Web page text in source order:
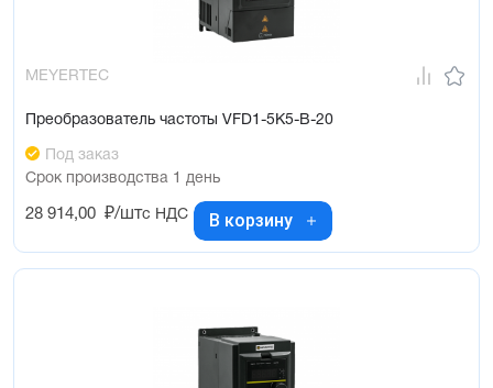
MEYERTEC
Преобразователь частоты VFD1-5K5-B-20
Под заказ
Срок производства 1 день
28 914,00 ₽/штс НДС В корзину